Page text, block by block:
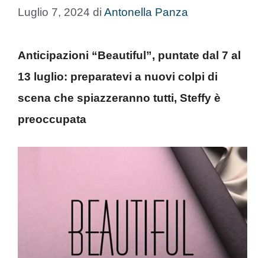
Luglio 7, 2024 di Antonella Panza
Anticipazioni “Beautiful”, puntate dal 7 al
13 luglio: preparatevi a nuovi colpi di
scena che spiazzeranno tutti, Steffy è
preoccupata